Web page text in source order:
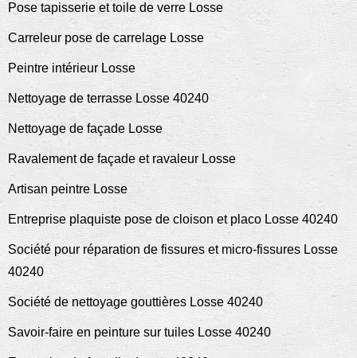
Pose tapisserie et toile de verre Losse
Carreleur pose de carrelage Losse
Peintre intérieur Losse
Nettoyage de terrasse Losse 40240
Nettoyage de façade Losse
Ravalement de façade et ravaleur Losse
Artisan peintre Losse
Entreprise plaquiste pose de cloison et placo Losse 40240
Société pour réparation de fissures et micro-fissures Losse
40240
Société de nettoyage gouttières Losse 40240
Savoir-faire en peinture sur tuiles Losse 40240